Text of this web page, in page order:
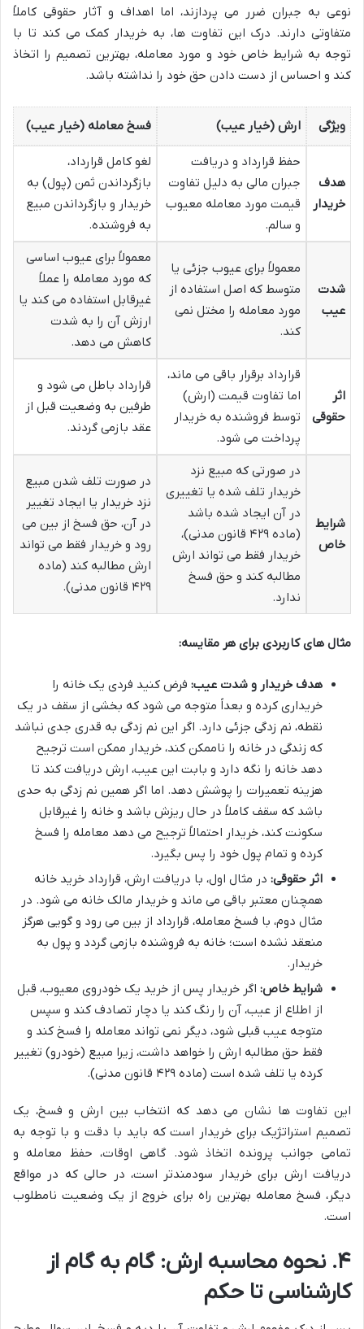
نوعی به جبران ضرر می پردازند، اما اهداف و آثار حقوقی کاملاً
متفاوتی دارند. درک این تفاوت ها، به خریدار کمک می کند تا با
توجه به شرایط خاص خود و مورد معامله، بهترین تصمیم را اتخاذ
کند و احساس از دست دادن حق خود را نداشته باشد.
ویژگی ارش (خیار عیب) فسخ معامله (خیار عیب)
هدف
خریدار
حفظ قرارداد و دریافت
جبران مالی به دلیل تفاوت
قیمت مورد معامله معیوب
و سالم.
لغو کامل قرارداد،
بازگرداندن ثمن (پول) به
خریدار و بازگرداندن مبیع
به فروشنده.
شدت
عیب
معمولاً برای عیوب جزئی یا
متوسط که اصل استفاده از
مورد معامله را مختل نمی
کند.
معمولاً برای عیوب اساسی
که مورد معامله را عملاً
غیرقابل استفاده می کند یا
ارزش آن را به شدت
کاهش می دهد.
اثر
حقوقی
قرارداد برقرار باقی می ماند،
اما تفاوت قیمت (ارش)
توسط فروشنده به خریدار
پرداخت می شود.
قرارداد باطل می شود و
طرفین به وضعیت قبل از
عقد بازمی گردند.
شرایط
خاص
در صورتی که مبیع نزد
خریدار تلف شده یا تغییری
در آن ایجاد شده باشد
(ماده ۴۲۹ قانون مدنی)،
خریدار فقط می تواند ارش
مطالبه کند و حق فسخ
ندارد.
در صورت تلف شدن مبیع
نزد خریدار یا ایجاد تغییر
در آن، حق فسخ از بین می
رود و خریدار فقط می تواند
ارش مطالبه کند (ماده
۴۲۹ قانون مدنی).
مثال های کاربردی برای هر مقایسه:
هدف خریدار و شدت عیب: فرض کنید فردی یک خانه را
خریداری کرده و بعداً متوجه می شود که بخشی از سقف در یک
نقطه، نم زدگی جزئی دارد. اگر این نم زدگی به قدری جدی نباشد
که زندگی در خانه را ناممکن کند، خریدار ممکن است ترجیح
دهد خانه را نگه دارد و بابت این عیب، ارش دریافت کند تا
هزینه تعمیرات را پوشش دهد. اما اگر همین نم زدگی به حدی
باشد که سقف کاملاً در حال ریزش باشد و خانه را غیرقابل
سکونت کند، خریدار احتمالاً ترجیح می دهد معامله را فسخ
کرده و تمام پول خود را پس بگیرد.
اثر حقوقی: در مثال اول، با دریافت ارش، قرارداد خرید خانه
همچنان معتبر باقی می ماند و خریدار مالک خانه می شود. در
مثال دوم، با فسخ معامله، قرارداد از بین می رود و گویی هرگز
منعقد نشده است؛ خانه به فروشنده بازمی گردد و پول به
خریدار.
شرایط خاص: اگر خریدار پس از خرید یک خودروی معیوب، قبل
از اطلاع از عیب، آن را رنگ کند یا دچار تصادف کند و سپس
متوجه عیب قبلی شود، دیگر نمی تواند معامله را فسخ کند و
فقط حق مطالبه ارش را خواهد داشت، زیرا مبیع (خودرو) تغییر
کرده یا تلف شده است (ماده ۴۲۹ قانون مدنی).
این تفاوت ها نشان می دهد که انتخاب بین ارش و فسخ، یک
تصمیم استراتژیک برای خریدار است که باید با دقت و با توجه به
تمامی جوانب پرونده اتخاذ شود. گاهی اوقات، حفظ معامله و
دریافت ارش برای خریدار سودمندتر است، در حالی که در مواقع
دیگر، فسخ معامله بهترین راه برای خروج از یک وضعیت نامطلوب
است.
۴. نحوه محاسبه ارش: گام به گام از
کارشناسی تا حکم